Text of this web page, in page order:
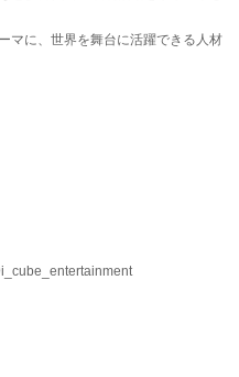
マに、世界を舞台に活躍できる人材